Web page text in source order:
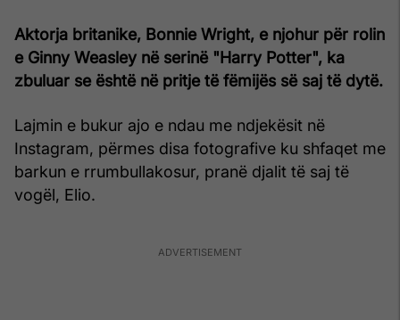
Aktorja britanike, Bonnie Wright, e njohur për rolin
e Ginny Weasley në serinë "Harry Potter", ka
zbuluar se është në pritje të fëmijës së saj të dytë.
Lajmin e bukur ajo e ndau me ndjekësit në
Instagram, përmes disa fotografive ku shfaqet me
barkun e rrumbullakosur, pranë djalit të saj të
vogël, Elio.